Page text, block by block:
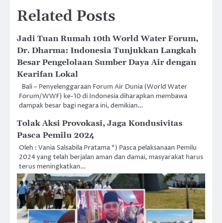
Related Posts
Jadi Tuan Rumah 10th World Water Forum,
Dr. Dharma: Indonesia Tunjukkan Langkah
Besar Pengelolaan Sumber Daya Air dengan
Kearifan Lokal
Bali – Penyelenggaraan Forum Air Dunia (World Water
Forum/WWF) ke-10 di Indonesia diharapkan membawa
dampak besar bagi negara ini, demikian…
Tolak Aksi Provokasi, Jaga Kondusivitas
Pasca Pemilu 2024
Oleh : Vania Salsabila Pratama *) Pasca pelaksanaan Pemilu
2024 yang telah berjalan aman dan damai, masyarakat harus
terus meningkatkan…